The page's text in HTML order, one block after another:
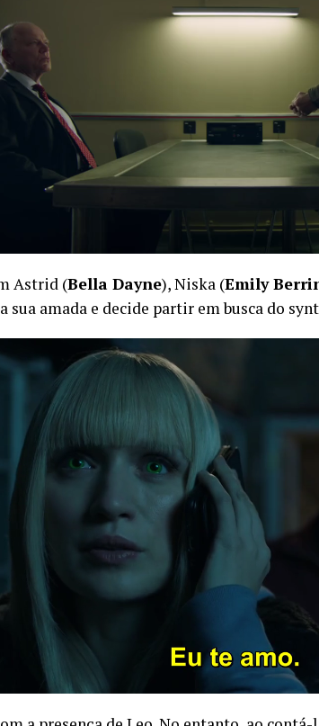
Astrid (Bella Dayne), Niska (Emily
sua amada e decide partir em busca do